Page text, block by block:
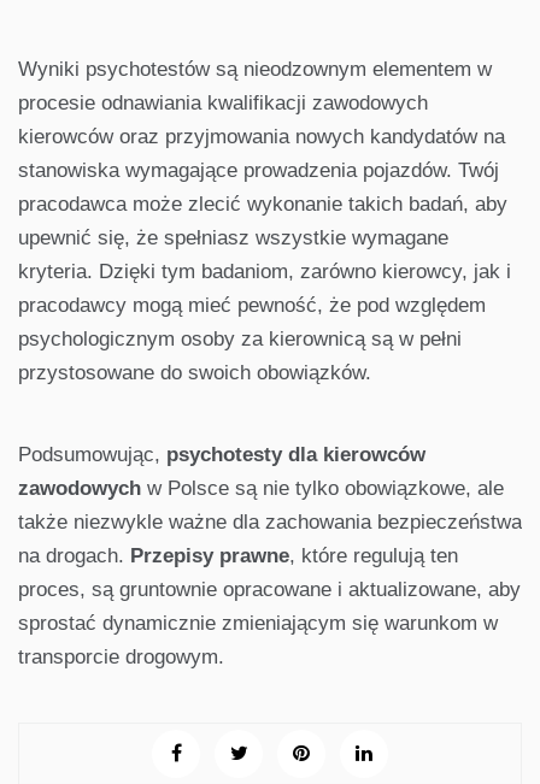
Wyniki psychotestów są nieodzownym elementem w
procesie odnawiania kwalifikacji zawodowych
kierowców oraz przyjmowania nowych kandydatów na
stanowiska wymagające prowadzenia pojazdów. Twój
pracodawca może zlecić wykonanie takich badań, aby
upewnić się, że spełniasz wszystkie wymagane
kryteria. Dzięki tym badaniom, zarówno kierowcy, jak i
pracodawcy mogą mieć pewność, że pod względem
psychologicznym osoby za kierownicą są w pełni
przystosowane do swoich obowiązków.
Podsumowując, psychotesty dla kierowców
zawodowych w Polsce są nie tylko obowiązkowe, ale
także niezwykle ważne dla zachowania bezpieczeństwa
na drogach. Przepisy prawne, które regulują ten
proces, są gruntownie opracowane i aktualizowane, aby
sprostać dynamicznie zmieniającym się warunkom w
transporcie drogowym.